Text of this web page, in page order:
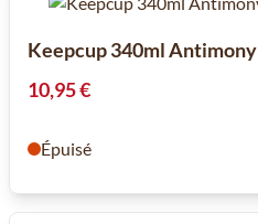
Keepcup 340ml Antimony
10,95 €
Épuisé